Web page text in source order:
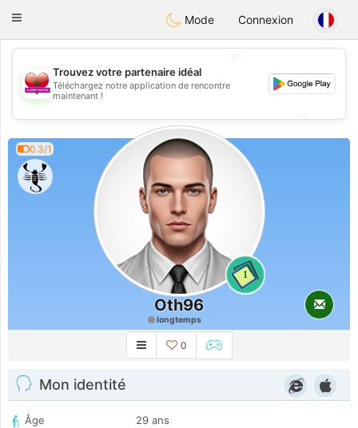
Maroc Dating
Toggle
Mode Connexion
💖
💕
Trouvez votre partenaire idéal
Téléchargez notre application de rencontre
maintenant !
0.3/1
1
Oth96
longtemps
0
Mon identité
Âge
29 ans